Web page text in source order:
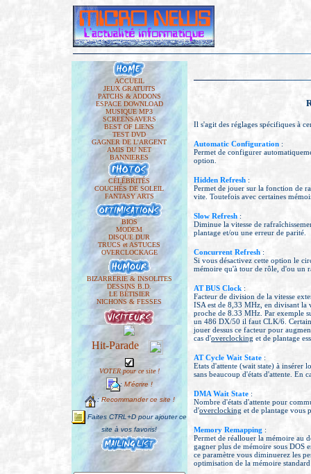
ACCUEIL
JEUX GRATUITS
PATCHS & ADDONS
ESPACE DOWNLOAD
MUSIQUE MP3
SCREENSAVERS
BEST OF LIENS
TEST DVD
GAGNER DE L'ARGENT
AMIS DU NET
BANNIERES
CÉLÉBRITÉS
COUCHÉS DE SOLEIL
FANTASY ARTS
BIOS
MODEM
DISQUE DUR
TRUCS et ASTUCES
OVERCLOCKAGE
BIZARRERIE & INSOLITES
DESSINS B.D.
LE BÉTISIER
NICHONS & FESSES
VOTER pour ce site !
: M'écrire !
:Recommander ce site !
Faites CTRL+D pour ajouter ce
site à vos favoris!
Il s'agit des réglages spécifiques à
Automatic Configuration :
Permet de configurer
option.
Hidden Refresh :
Permet de jouer sur la fonction de
vite. Toutefois avec certaines
Slow Refresh :
Diminue la vitesse de
plantage et/ou une erreur de parité.
Concurrent Refresh :
Si vous désactivez cette option le
mémoire qu'à tour de rôle, d'ou un
AT BUS Clock :
Facteur de division de la vitesse
ISA est de 8,33 MHz, en divisant la
proche de 8.33 MHz. Par exemple
un 486 DX/50 il faut CLK/6.
jouer dessus ce facteur pour
cas d'overclocking et de plantage
AT Cycle Wait State :
Etats d'attente (wait state) à insérer
sans beaucoup d'états d'attente. En
DMA Wait State :
Nombre d'états d'attente pour
d'overclocking et de plantage vous
Memory Remapping :
Permet de réallouer la mémoire au
gagner plus de mémoire sous DOS
ce paramètre vous diminuerez les
optimisation de la mémoire